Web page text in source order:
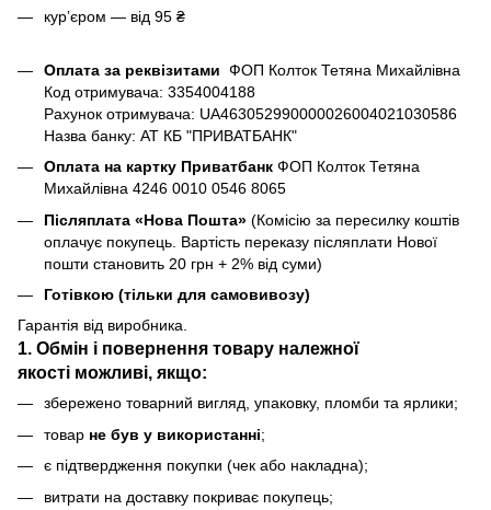
курʼєром — від 95 ₴
Оплата за реквізитами ФОП Колток Тетяна Михайлівна
Код отримувача: 3354004188
Рахунок отримувача: UA463052990000026004021030586
Назва банку: АТ КБ "ПРИВАТБАНК"
Оплата на картку Приватбанк ФОП Колток Тетяна
Михайлівна 4246 0010 0546 8065
Післяплата «Нова Пошта» (Комісію за пересилку коштів
оплачує покупець. Вартість переказу післяплати Нової
пошти становить 20 грн + 2% від суми)
Готівкою (тільки для самовивозу)
Гарантія від виробника.
1. Обмін і повернення товару належної
якості можливі, якщо:
збережено товарний вигляд, упаковку, пломби та ярлики;
товар не був у використанні;
є підтвердження покупки (чек або накладна);
витрати на доставку покриває покупець;